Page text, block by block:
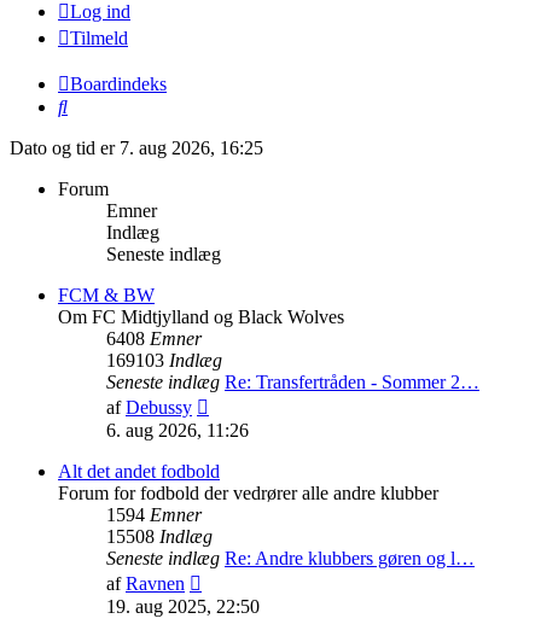
Log ind
Tilmeld
Boardindeks
Søg
Dato og tid er 7. aug 2026, 16:25
Forum
Emner
Indlæg
Seneste indlæg
FCM & BW
Om FC Midtjylland og Black Wolves
6408 Emner
169103 Indlæg
Seneste indlæg Re: Transfertråden - Sommer 2…
afDebussy
det
indlæg
6. aug 2026, 11:26
Alt det andet fodbold
Forum for fodbold der vedrører alle andre klubber
1594 Emner
15508 Indlæg
Seneste indlæg Re: Andre klubbers gøren og l…
afRavnen
det
19. aug 2025, 22:50